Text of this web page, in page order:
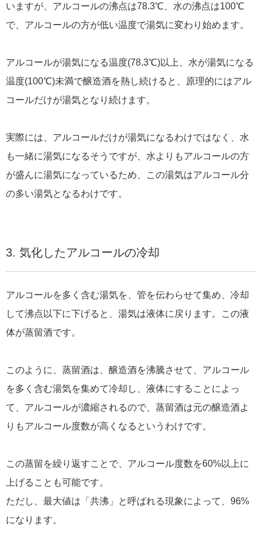
いますが、アルコールの沸点は78.3℃、水の沸点は100℃
で、アルコールの方が低い温度で湯気に変わり始めます。
アルコールが湯気になる温度(78.3℃)以上、水が湯気になる
温度(100℃)未満で醸造酒を熱し続けると、原理的にはアル
コールだけが湯気となり続けます。
実際には、アルコールだけが湯気になるわけではなく、水
も一緒に湯気になるそうですが、水よりもアルコールの方
が盛んに湯気になっているため、この湯気はアルコール分
の多い湯気となるわけです。
3. 気化したアルコールの冷却
アルコールを多く含む湯気を、管を伝わらせて集め、冷却
して沸点以下に下げると、湯気は液体に戻ります。この液
体が蒸留酒です。
このように、蒸留酒は、醸造酒を沸騰させて、アルコール
を多く含む湯気を集めて冷却し、液体にすることによっ
て、アルコールが濃縮されるので、蒸留酒は元の醸造酒よ
りもアルコール度数が高くなるというわけです。
この蒸留を繰り返すことで、アルコール度数を60%以上に
上げることも可能です。
ただし、最大値は「共沸」と呼ばれる現象によって、96%
になります。